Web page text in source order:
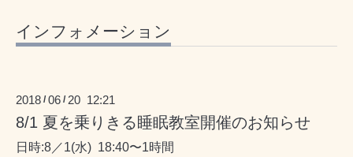
インフォメーション
2018 /06 / 20 12:21
8/1 夏を乗りきる睡眠教室開催のお知らせ
日時:8／1(水) 18:40〜1時間